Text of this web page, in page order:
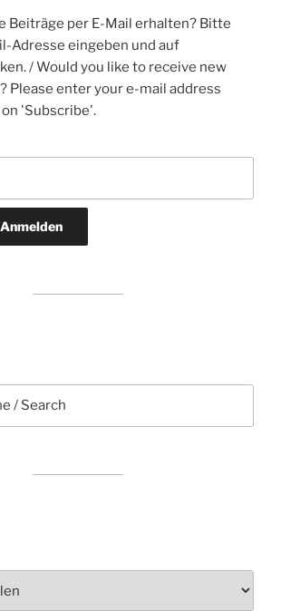
Beiträge per E-Mail erhalten? Bitte
Adresse eingeben und auf
/ Would you like to receive new
Please enter your e-mail address
'Subscribe'.